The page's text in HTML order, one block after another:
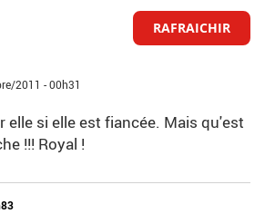
RAFRAICHIR
2011 - 00h31
elle si elle est fiancée. Mais qu'est
!!! Royal !